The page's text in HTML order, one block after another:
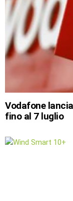
Vodafone
fino al 7 luglio